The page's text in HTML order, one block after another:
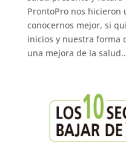
ProntoPro nos hicieron
conocernos mejor, si
inicios y nuestra forma
una mejora de la